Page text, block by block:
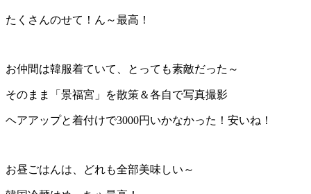
たくさんのせて！ん～最高！
お仲間は韓服着ていて、とっても素敵だった～
そのまま「景福宮」を散策＆各自で写真撮影
ヘアアップと着付けで3000円いかなかった！安いね！
お昼ごはんは、どれも全部美味しい～